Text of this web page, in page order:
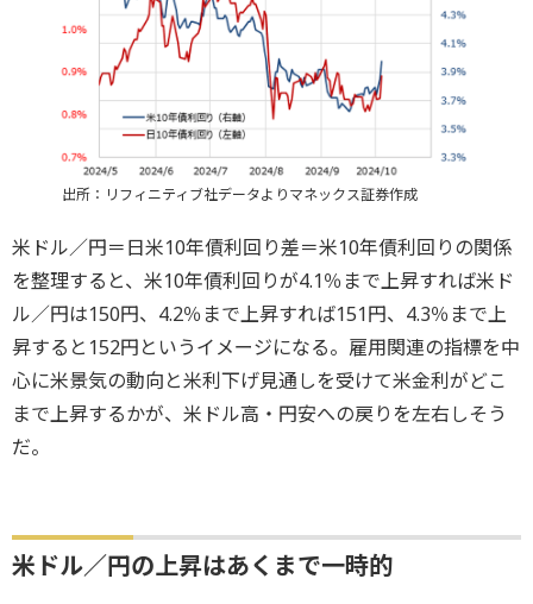
出所：リフィニティブ社データよりマネックス証券作成
米ドル／円＝日米10年債利回り差＝米10年債利回りの関係
を整理すると、米10年債利回りが4.1％まで上昇すれば米ド
ル／円は150円、4.2％まで上昇すれば151円、4.3％まで上
昇すると152円というイメージになる。雇用関連の指標を中
心に米景気の動向と米利下げ見通しを受けて米金利がどこ
まで上昇するかが、米ドル高・円安への戻りを左右しそう
だ。
米ドル／円の上昇はあくまで一時的